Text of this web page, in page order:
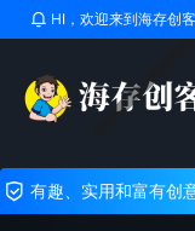
HI，欢迎来到海存创
有趣、实用和富有创